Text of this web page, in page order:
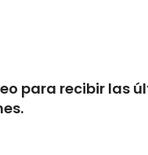
para recibir las